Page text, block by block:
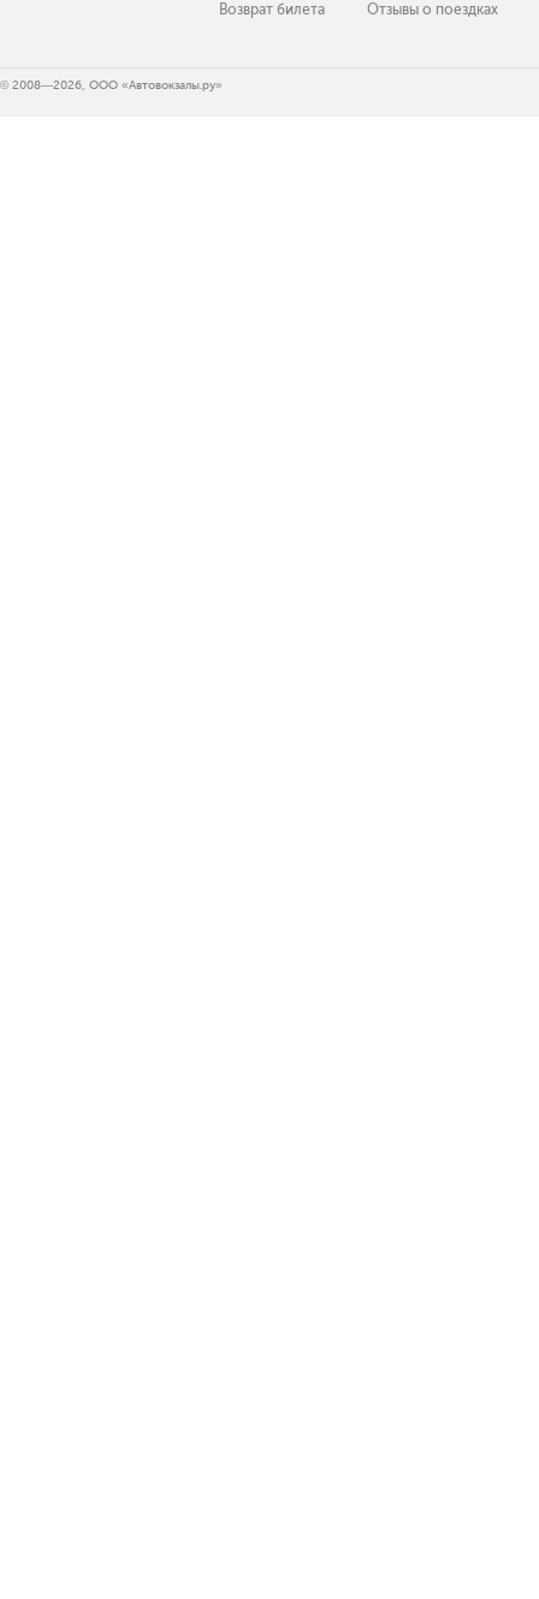
Возврат билета
Отзывы о поездках
© 2008—2026, ООО «Автовокзалы.ру»